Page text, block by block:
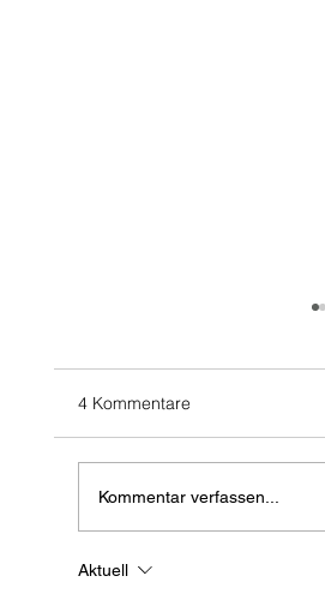
Öffnungszeiten 1.Mai
4 Kommentare
Kommentar verfassen...
Aktuell